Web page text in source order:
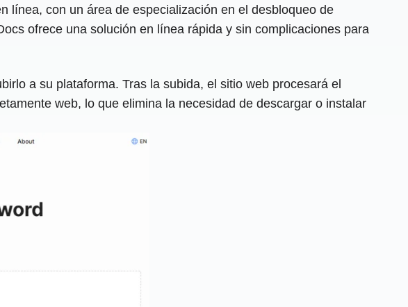
línea, con un área de especialización en el desbloqueo de
ofrece una solución en línea rápida y sin complicaciones para
a su plataforma. Tras la subida, el sitio web procesará el
web, lo que elimina la necesidad de descargar o instalar